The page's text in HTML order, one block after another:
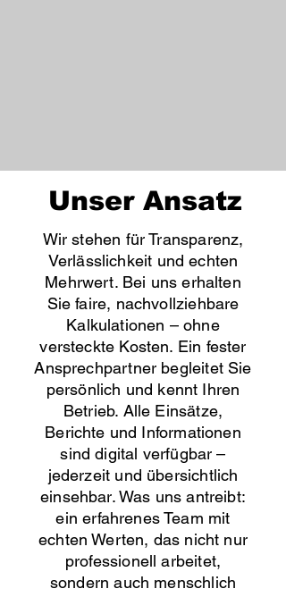
Unser Ansatz
Wir stehen für Transparenz,
Verlässlichkeit und echten
Mehrwert. Bei uns erhalten
Sie faire, nachvollziehbare
Kalkulationen – ohne
versteckte Kosten. Ein fester
Ansprechpartner begleitet Sie
persönlich und kennt Ihren
Betrieb. Alle Einsätze,
Berichte und Informationen
sind digital verfügbar –
jederzeit und übersichtlich
einsehbar. Was uns antreibt:
ein erfahrenes Team mit
echten Werten, das nicht nur
professionell arbeitet,
sondern auch menschlich